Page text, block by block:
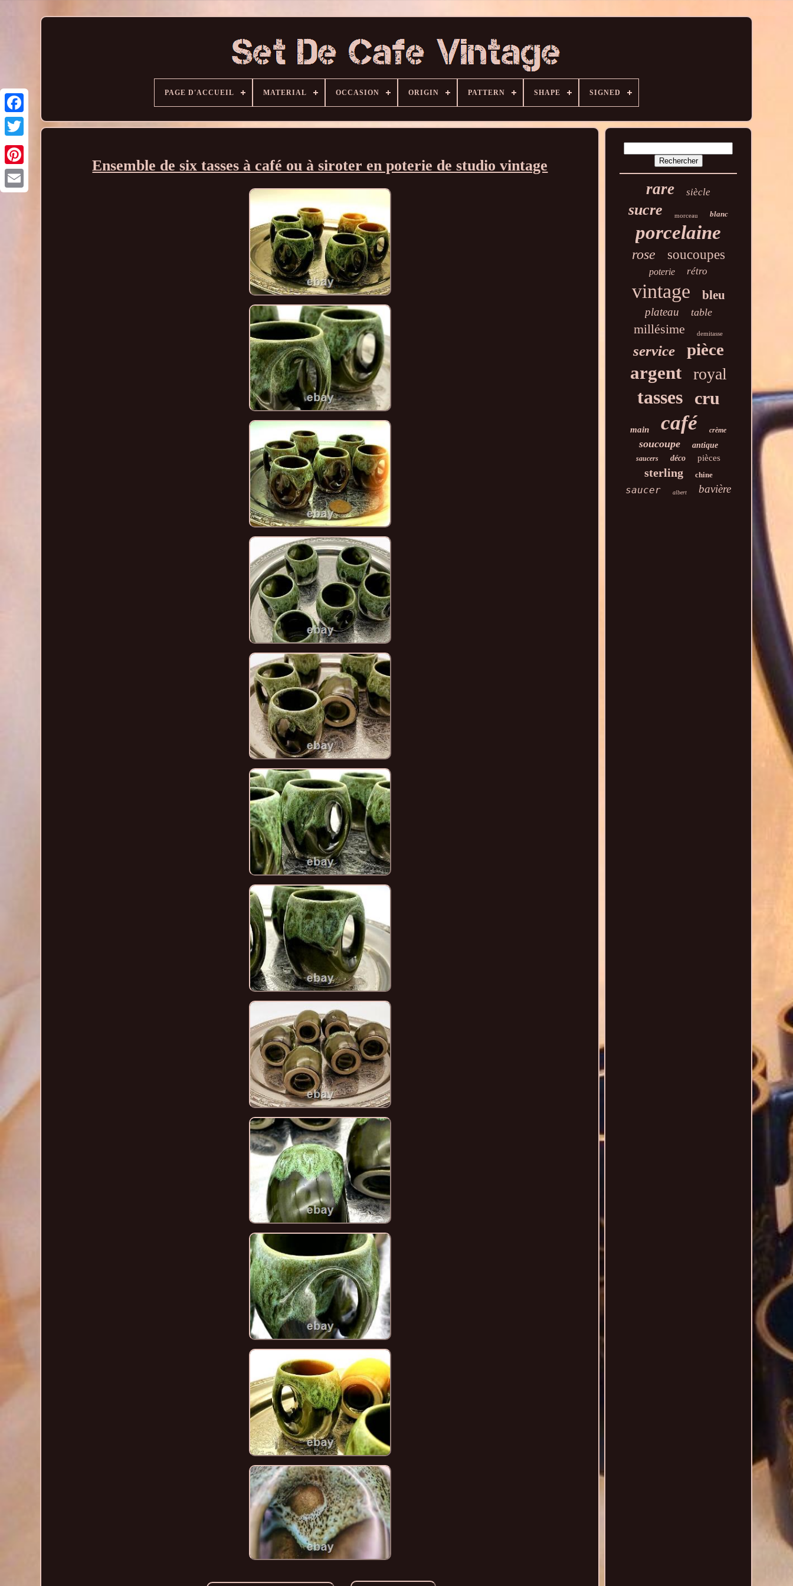
PAGE D'ACCUEIL MATERIAL OCCASION ORIGIN PATTERN SHAPE SIGNED
Ensemble de six tasses à café ou à siroter en poterie de studio vintage
rare siècle
sucre morceau blanc
porcelaine
rose soucoupes
poterie rétro
vintage bleu
plateau table
millésime demitasse
service pièce
argent royal
tasses cru
main café crème
soucoupe antique
saucers déco pièces
sterling chine
saucer albert bavière